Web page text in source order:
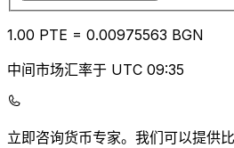
1.00 PTE = 0.00975563 BGN
中间市场汇率于 UTC 09:35
立即咨询货币专家。 我们可以提供